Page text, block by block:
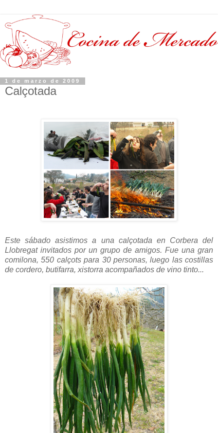
1 de marzo de 2009
Calçotada
Este sábado asistimos a una calçotada en Corbera del
Llobregat invitados por un grupo de amigos. Fue una gran
comilona, 550 calçots para 30 personas, luego las costillas
de cordero, butifarra, xistorra acompañados de vino tinto...